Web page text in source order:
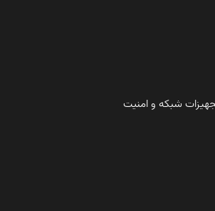
شبکه و امنیت